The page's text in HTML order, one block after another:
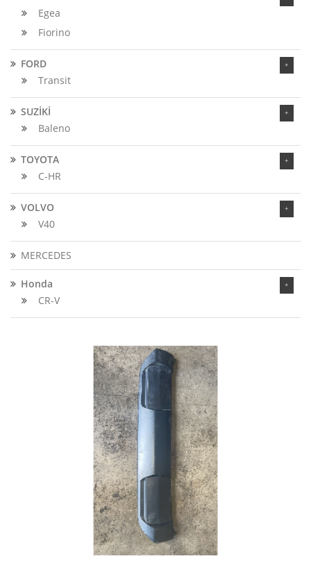
Egea
Fiorino
FORD
Transit
SUZİKİ
Baleno
TOYOTA
C-HR
VOLVO
V40
MERCEDES
Honda
CR-V